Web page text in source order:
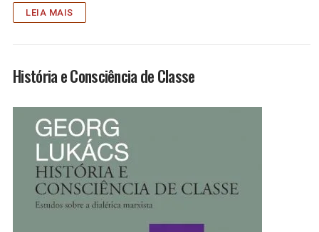
LEIA MAIS
História e Consciência de Classe